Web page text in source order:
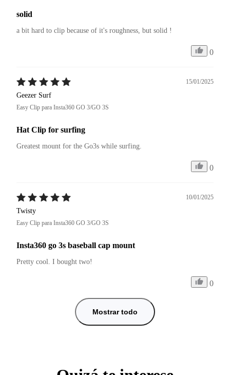
solid
a bit hard to clip because of it's roughness, but solid !
0
15/01/2025
Geezer Surf
Easy Clip para Insta360 GO 3/GO 3S
Hat Clip for surfing
Greatest mount for the Go3s while surfing.
0
10/01/2025
Twisty
Easy Clip para Insta360 GO 3/GO 3S
Insta360 go 3s baseball cap mount
Pretty cool. I bought two!
0
Mostrar todo